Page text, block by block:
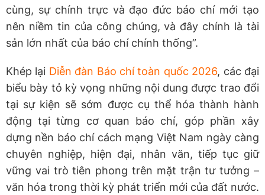
cùng, sự chính trực và đạo đức báo chí mới tạo
nên niềm tin của công chúng, và đây chính là tài
sản lớn nhất của báo chí chính thống”.
Khép lại Diễn đàn Báo chí toàn quốc 2026, các đại
biểu bày tỏ kỳ vọng những nội dung được trao đổi
tại sự kiện sẽ sớm được cụ thể hóa thành hành
động tại từng cơ quan báo chí, góp phần xây
dựng nền báo chí cách mạng Việt Nam ngày càng
chuyên nghiệp, hiện đại, nhân văn, tiếp tục giữ
vững vai trò tiên phong trên mặt trận tư tưởng –
văn hóa trong thời kỳ phát triển mới của đất nước.